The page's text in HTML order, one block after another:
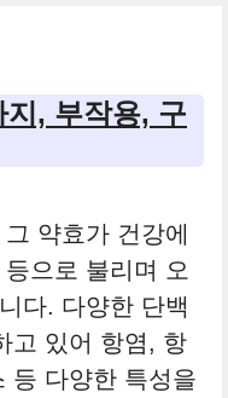
, 부작용, 구
약효가 건강에
으로 불리며 오
다. 다양한 단백
고 있어 항염, 항
등 다양한 특성을